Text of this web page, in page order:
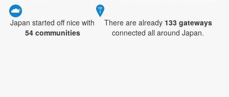
Japan started off nice with
54 communities
There are already 133gateways
connected all around Japan.